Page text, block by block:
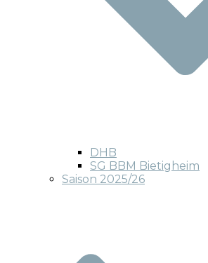
DHB
SG BBM Bietigheim
Saison 2025/26